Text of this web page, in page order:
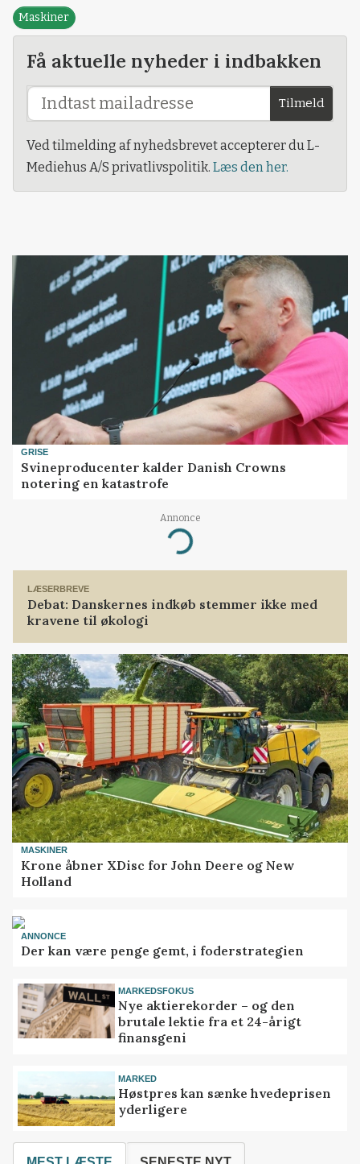
Maskiner
Få aktuelle nyheder i indbakken
Tilmeld
Ved tilmelding af nyhedsbrevet accepterer du L-
Mediehus A/S privatlivspolitik. Læs den her.
GRISE
Svineproducenter kalder Danish Crowns
notering en katastrofe
Annonce
Loading...
LÆSERBREVE
Debat: Danskernes indkøb stemmer ikke med
kravene til økologi
MASKINER
Krone åbner XDisc for John Deere og New
Holland
ANNONCE
Der kan være penge gemt, i foderstrategien
MARKEDSFOKUS
Nye aktierekorder – og den
brutale lektie fra et 24-årigt
finansgeni
MARKED
Høstpres kan sænke hvedeprisen
yderligere